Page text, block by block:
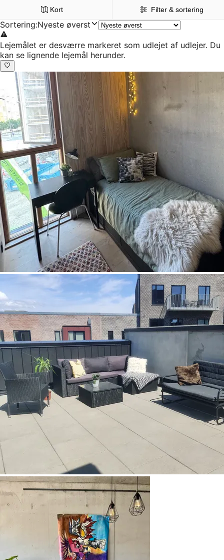
Kort Filter & sortering
Sortering:Nyeste øverst
Lejemålet er desværre markeret som udlejet af udlejer. Du
kan se lignende lejemål herunder.